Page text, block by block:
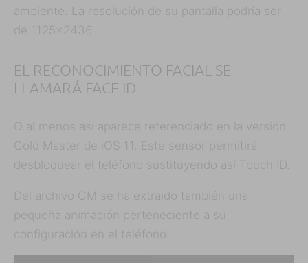
ambiente. La resolución de su pantalla podría ser
de 1125×2436.
EL RECONOCIMIENTO FACIAL SE
LLAMARÁ FACE ID
O al menos así aparece referenciado en la versión
Gold Master de iOS 11. Este sensor permitirá
desbloquear el teléfono sustituyendo así Touch ID.
Del archivo GM se ha extraido también una
pequeña animación perteneciente a su
configuración en el teléfono: